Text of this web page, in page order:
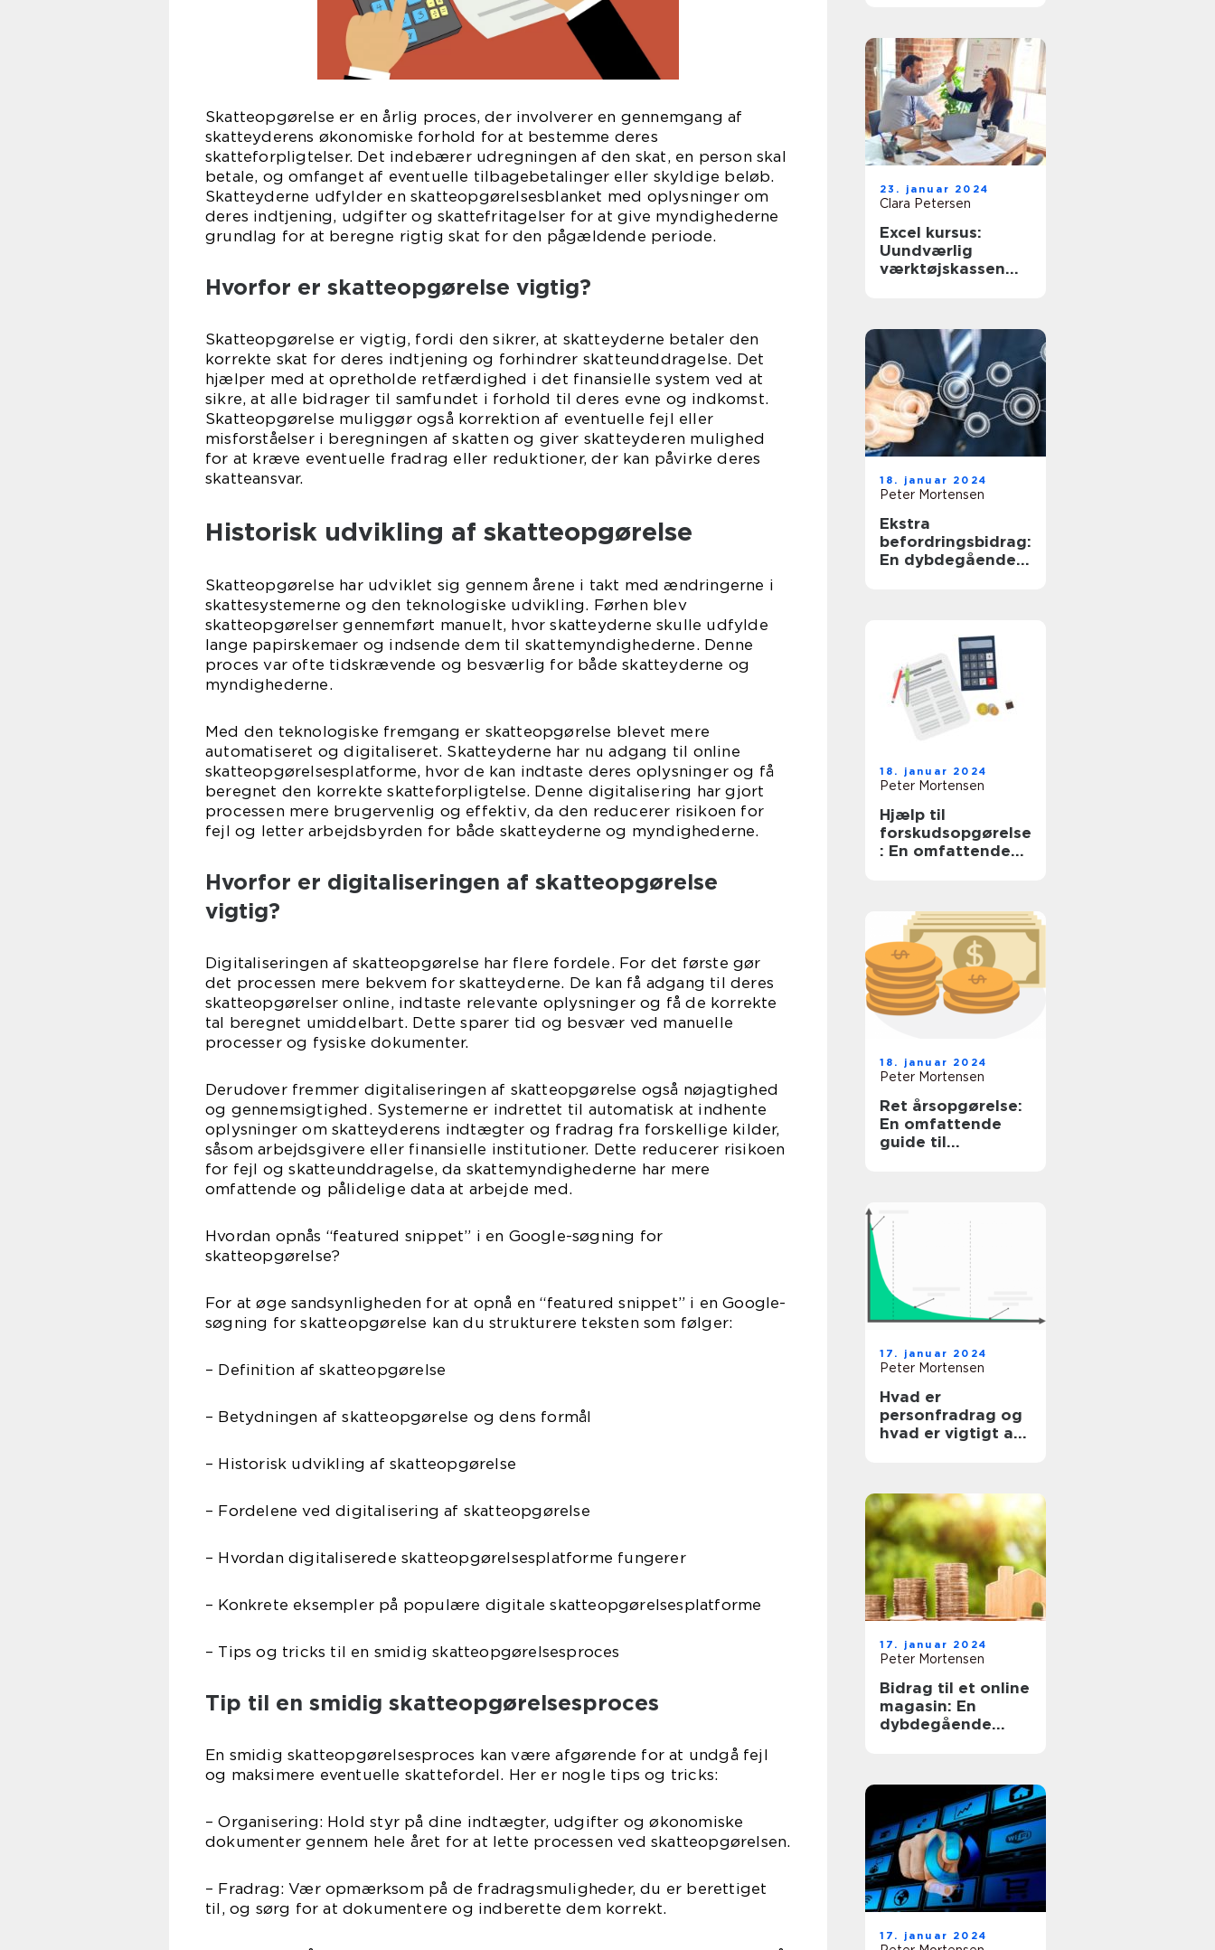
Skatteopgørelse er en årlig proces, der involverer en gennemgang af
skatteyderens økonomiske forhold for at bestemme deres
skatteforpligtelser. Det indebærer udregningen af den skat, en person skal
betale, og omfanget af eventuelle tilbagebetalinger eller skyldige beløb.
Skatteyderne udfylder en skatteopgørelsesblanket med oplysninger om
deres indtjening, udgifter og skattefritagelser for at give myndighederne
grundlag for at beregne rigtig skat for den pågældende periode.
Hvorfor er skatteopgørelse vigtig?
Skatteopgørelse er vigtig, fordi den sikrer, at skatteyderne betaler den
korrekte skat for deres indtjening og forhindrer skatteunddragelse. Det
hjælper med at opretholde retfærdighed i det finansielle system ved at
sikre, at alle bidrager til samfundet i forhold til deres evne og indkomst.
Skatteopgørelse muliggør også korrektion af eventuelle fejl eller
misforståelser i beregningen af skatten og giver skatteyderen mulighed
for at kræve eventuelle fradrag eller reduktioner, der kan påvirke deres
skatteansvar.
Historisk udvikling af skatteopgørelse
Skatteopgørelse har udviklet sig gennem årene i takt med ændringerne i
skattesystemerne og den teknologiske udvikling. Førhen blev
skatteopgørelser gennemført manuelt, hvor skatteyderne skulle udfylde
lange papirskemaer og indsende dem til skattemyndighederne. Denne
proces var ofte tidskrævende og besværlig for både skatteyderne og
myndighederne.
Med den teknologiske fremgang er skatteopgørelse blevet mere
automatiseret og digitaliseret. Skatteyderne har nu adgang til online
skatteopgørelsesplatforme, hvor de kan indtaste deres oplysninger og få
beregnet den korrekte skatteforpligtelse. Denne digitalisering har gjort
processen mere brugervenlig og effektiv, da den reducerer risikoen for
fejl og letter arbejdsbyrden for både skatteyderne og myndighederne.
Hvorfor er digitaliseringen af skatteopgørelse
vigtig?
Digitaliseringen af skatteopgørelse har flere fordele. For det første gør
det processen mere bekvem for skatteyderne. De kan få adgang til deres
skatteopgørelser online, indtaste relevante oplysninger og få de korrekte
tal beregnet umiddelbart. Dette sparer tid og besvær ved manuelle
processer og fysiske dokumenter.
Derudover fremmer digitaliseringen af skatteopgørelse også nøjagtighed
og gennemsigtighed. Systemerne er indrettet til automatisk at indhente
oplysninger om skatteyderens indtægter og fradrag fra forskellige kilder,
såsom arbejdsgivere eller finansielle institutioner. Dette reducerer risikoen
for fejl og skatteunddragelse, da skattemyndighederne har mere
omfattende og pålidelige data at arbejde med.
Hvordan opnås “featured snippet” i en Google-søgning for
skatteopgørelse?
For at øge sandsynligheden for at opnå en “featured snippet” i en Google-
søgning for skatteopgørelse kan du strukturere teksten som følger:
– Definition af skatteopgørelse
– Betydningen af skatteopgørelse og dens formål
– Historisk udvikling af skatteopgørelse
– Fordelene ved digitalisering af skatteopgørelse
– Hvordan digitaliserede skatteopgørelsesplatforme fungerer
– Konkrete eksempler på populære digitale skatteopgørelsesplatforme
– Tips og tricks til en smidig skatteopgørelsesproces
Tip til en smidig skatteopgørelsesproces
En smidig skatteopgørelsesproces kan være afgørende for at undgå fejl
og maksimere eventuelle skattefordel. Her er nogle tips og tricks:
– Organisering: Hold styr på dine indtægter, udgifter og økonomiske
dokumenter gennem hele året for at lette processen ved skatteopgørelsen.
– Fradrag: Vær opmærksom på de fradragsmuligheder, du er berettiget
til, og sørg for at dokumentere og indberette dem korrekt.
23. januar 2024
Clara Petersen
Excel kursus:
Uundværlig
værktøjskassen
18. januar 2024
Peter Mortensen
Ekstra
befordringsbidrag:
En dybdegående
18. januar 2024
Peter Mortensen
Hjælp til
forskudsopgørelse
: En omfattende
18. januar 2024
Peter Mortensen
Ret årsopgørelse:
En omfattende
guide til
17. januar 2024
Peter Mortensen
Hvad er
personfradrag og
hvad er vigtigt at
17. januar 2024
Peter Mortensen
Bidrag til et online
magasin: En
dybdegående
17. januar 2024